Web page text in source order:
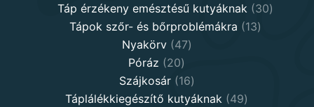
products
Táp érzékeny emésztésű kutyáknak 3030
Tápok szőr- és bőrproblémákra 1313
Nyakörv 4747
Póráz 2020
products
Szájkosár 1616
products
Táplálékkiegészítő kutyáknak 4949